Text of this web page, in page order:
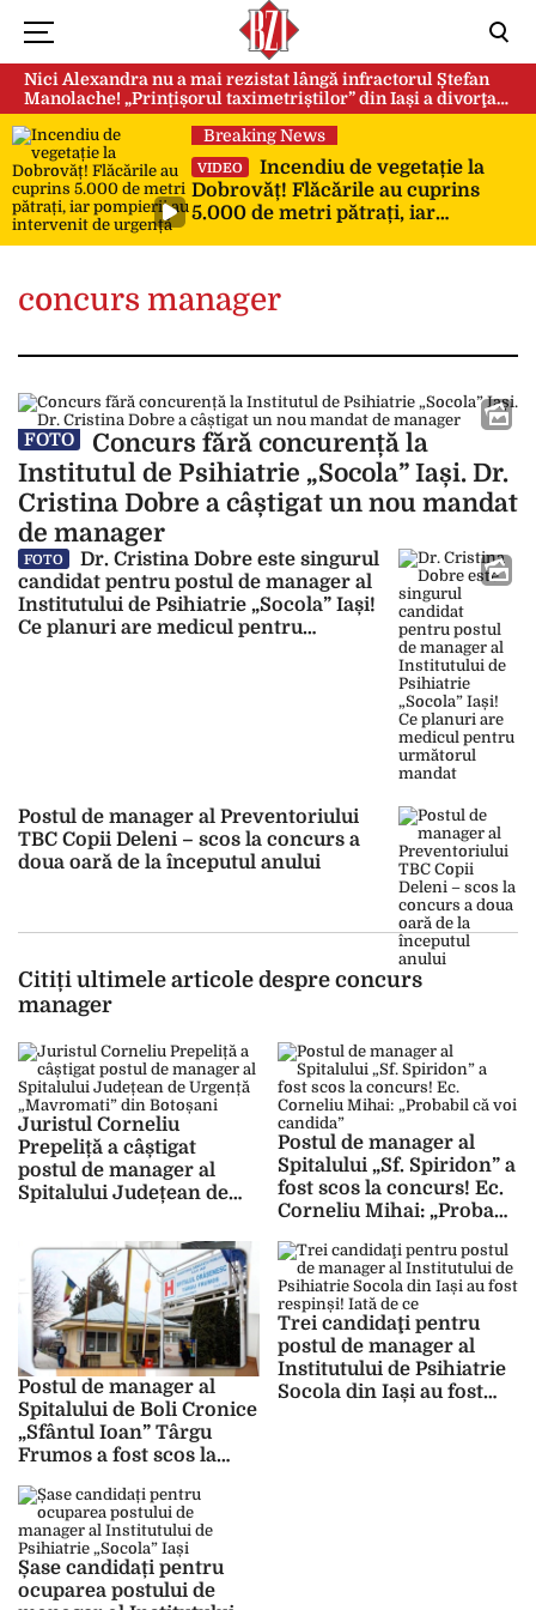
Nici Alexandra nu a mai rezistat lângă infractorul Ștefan
Manolache! „Prințișorul taximetriștilor” din Iași a divorţat
după doi ani de căsnicie
Breaking News
VIDEO
Incendiu de vegetație la
Dobrovăț! Flăcările au cuprins
5.000 de metri pătrați, iar
concurs manager
FOTO
Concurs fără concurență la
Institutul de Psihiatrie „Socola” Iași. Dr.
Cristina Dobre a câștigat un nou mandat
de manager
FOTO
Dr. Cristina Dobre este singurul
candidat pentru postul de manager al
Institutului de Psihiatrie „Socola” Iași!
Ce planuri are medicul pentru
Postul de manager al Preventoriului
TBC Copii Deleni – scos la concurs a
doua oară de la începutul anului
Citiți ultimele articole despre concurs
manager
Juristul Corneliu
Prepeliță a câștigat
postul de manager al
Spitalului Județean de
din Botoșani
Postul de manager al
Spitalului „Sf. Spiridon” a
fost scos la concurs! Ec.
Corneliu Mihai: „Probabil
Postul de manager al
Spitalului de Boli Cronice
„Sfântul Ioan” Târgu
Frumos a fost scos la
trebuie să îndeplinească
persoanele care doresc
să ajungă la conducerea
unității medicale!
Trei candidaţi pentru
postul de manager al
Institutului de Psihiatrie
Socola din Iași au fost
Șase candidați pentru
ocuparea postului de